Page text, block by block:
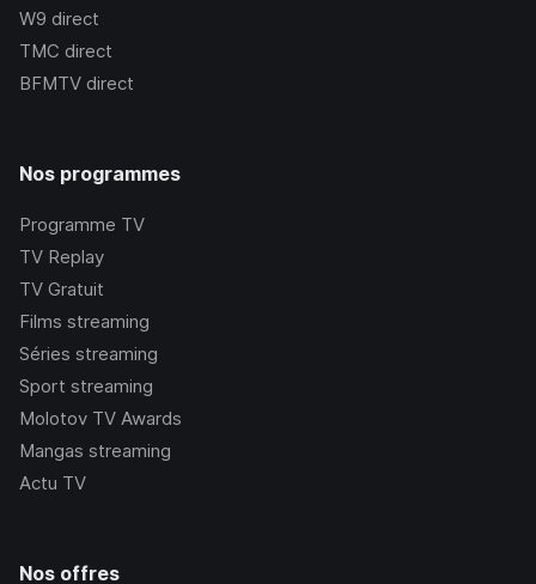
W9 direct
TMC direct
BFMTV direct
Nos programmes
Programme TV
TV Replay
TV Gratuit
Films streaming
Séries streaming
Sport streaming
Molotov TV Awards
Mangas streaming
Actu TV
Nos offres